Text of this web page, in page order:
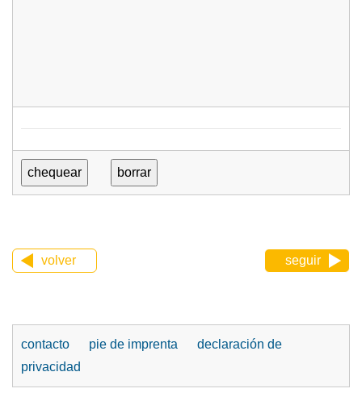
volver seguir
contacto pie de imprenta
declaración de
privacidad